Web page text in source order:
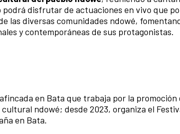
disfrutar de actuaciones en vivo que
las diversas comunidades ndowé,
y contemporáneas de sus protagonistas.
en Bata que trabaja por la
ndowé; desde 2023, organiza el
en Bata.